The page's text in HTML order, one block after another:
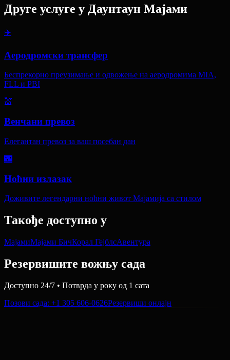
Друге услуге у Даунтаун Мајами
✈️
Аеродромски трансфер
Беспрекорно преузимање и одвожење на аеродромима MIA,
FLL и PBI
💒
Венчани превоз
Елегантан превоз за ваш посебан дан
🌃
Ноћни излазак
Доживите легендарни ноћни живот Мајамија са стилом
Такође доступно у
МајамиМајами БичКорал ГејблсАвентура
Резервишите вожњу сада
Доступно 24/7 • Потврда у року од 1 сата
Позови сада: +1 305 606-0626Резервиши онлајн